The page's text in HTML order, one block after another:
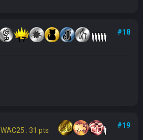
#18
WAC25 : 31 pts
#19